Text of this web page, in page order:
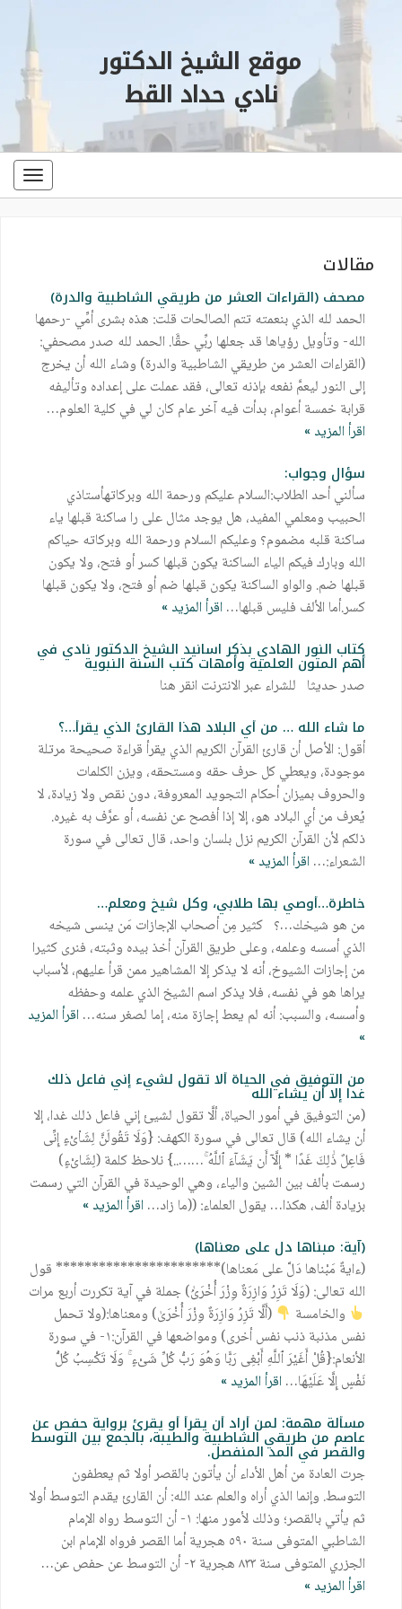
موقع الشيخ الدكتور
نادي حداد القط
مقالات
مصحف (القراءات العشر من طريقي الشاطبية والدرة)
الحمد لله الذي بنعمته تتم الصالحات قلت: هذه بشرى أمِّي -رحمها
الله- وتأويل رؤياها قد جعلها ربِّي حقَّا. الحمد لله صدر مصحفي:
(القراءات العشر من طريقي الشاطبية والدرة) وشاء الله أن يخرج
إلى النور ليعمَّ نفعه بإذنه تعالى، فقد عملت على إعداده وتأليفه
قرابة خمسة أعوام، بدأت فيه آخر عام كان لي في كلية العلوم…
اقرأ المزيد »
سؤال وجواب:
سألني أحد الطلاب:السلام عليكم ورحمة الله وبركاتهأستاذي
الحبيب ومعلمي المفيد، هل يوجد مثال على را ساكنة قبلها ياء
ساكنة قلبه مضموم؟ وعليكم السلام ورحمة الله وبركاته حياكم
الله وبارك فيكم الياء الساكنة يكون قبلها كسر أو فتح، ولا يكون
قبلها ضم. والواو الساكنة يكون قبلها ضم أو فتح، ولا يكون قبلها
كسر.أما الألف فليس قبلها… اقرأ المزيد »
كتاب النور الهادي بذكر اسانيد الشيخ الدكتور نادي في
أهم المتون العلمية وأمهات كتب السنة النبوية
صدر حديثا للشراء عبر الانترنت انقر هنا
ما شاء الله … من أي البلاد هذا القارئ الذي يقرأ…؟
أقول: الأصل أن قارئ القرآن الكريم الذي يقرأ قراءة صحيحة مرتلة
موجودة، ويعطي كل حرف حقه ومستحقه، ويزن الكلمات
والحروف بميزان أحكام التجويد المعروفة، دون نقص ولا زيادة، لا
يُعرف من أي البلاد هو، إلا إذا أفصح عن نفسه، أو عرَّف به غيره.
ذلكم لأن القرآن الكريم نزل بلسان واحد، قال تعالى في سورة
الشعراء:… اقرأ المزيد »
خاطرة…أوصي بها طلابي، وكل شيخ ومعلم…
من هو شيخك…؟ كثير مِن أصحاب الإجازات مَن ينسى شيخه
الذي أسسه وعلمه، وعلى طريق القرآن أخذ بيده وثبته، فنرى كثيرا
من إجازات الشيوخ، أنه لا يذكر إلا المشاهير ممن قرأ عليهم، لأسباب
يراها هو في نفسه، فلا يذكر اسم الشيخ الذي علمه وحفظه
وأسسه، والسبب: أنه لم يعط إجازة منه، إما لصغر سنه… اقرأ المزيد
»
من التوفيق في الحياة ألا تقول لشيء إني فاعل ذلك
غدا إلا أن يشاء الله
(من التوفيق في أمور الحياة، ألَّا تقول لشيئ إني فاعل ذلك غدا، إلا
أن يشاء الله) قال تعالى في سورة الكهف: {وَلَا تَقُولَنَّ لِشَا۟ىْءٍ إِنِّى
فَاعِلٌ ذَٰلِكَ غَدًا * إِلَّآ أَن يَشَآءَ ٱللَّهُ ۚ……..} نلاحظ كلمة (لِشَاىْءٍ)
رسمت بألف بين الشين والياء، وهي الوحيدة في القرآن التي رسمت
بزيادة ألف، هكذا… يقول العلماء: ((ما زاد… اقرأ المزيد »
(آية: مبناها دل على معناها)
(ءايةٌ مَبْناها دَلَّ على مَعناها)*********************** قول
الله تعالى: (وَلَا تَزِرُ وَازِرَةٌ وِزْرَ أُخْرَىُٰ) جملة في آية تكررت أربع مرات
والخامسة
(أَلَّا تَزِرُ وَازِرَةٌ وِزْرَ أُخْرَىٰ) ومعناها:(ولا تحمل
نفس مذنبة ذنب نفس أخرى) ومواضعها في القرآن:١- في سورة
الأنعام:{قُلْ أَغَيْرَ ٱللَّهِ أَبْغِى رَبًّا وَهُوَ رَبُّ كُلِّ شَىْءٍ ۚ وَلَا تَكْسِبُ كُلُّ
نَفْسٍ إِلَّا عَلَيْهَا… اقرأ المزيد »
مسألة مهمة: لمن أراد أن يقرأ أو يقرئ برواية حفص عن
عاصم من طريقي الشاطبية والطيبة، بالجمع بين التوسط
والقصر في المد المنفصل.
جرت العادة من أهل الأداء أن يأتون بالقصر أولا ثم يعطفون
التوسط. وإنما الذي أراه والعلم عند الله: أن القارئ يقدم التوسط أولا
ثم يأتي بالقصر؛ وذلك لأمور منها: ١- أن التوسط رواه الإمام
الشاطبي المتوفى سنة ٥٩٠ هجرية أما القصر فرواه الإمام ابن
الجزري المتوفى سنة ٨٣٣ هجرية ٢- أن التوسط عن حفص عن…
اقرأ المزيد »